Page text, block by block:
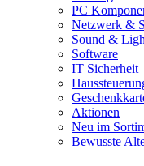
PC
Netzwerk &
Sound &
Software
IT Sicherheit
Aktionen
Neu im
Bewusste